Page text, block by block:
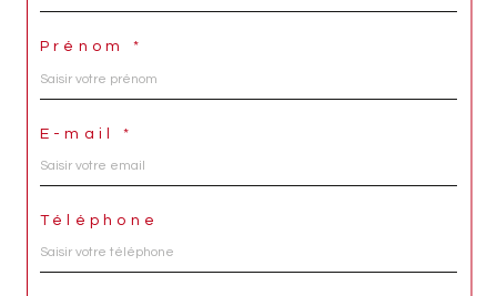
Prénom *
E-mail *
Téléphone